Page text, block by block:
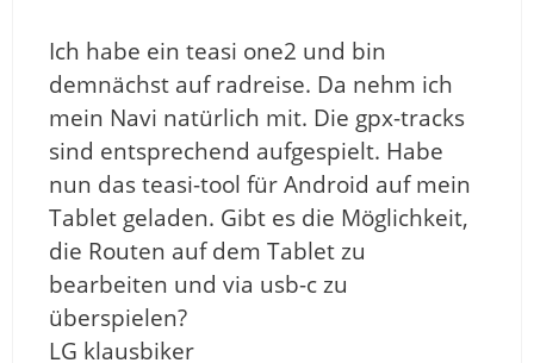
Ich habe ein teasi one2 und bin
demnächst auf radreise. Da nehm ich
mein Navi natürlich mit. Die gpx-tracks
sind entsprechend aufgespielt. Habe
nun das teasi-tool für Android auf mein
Tablet geladen. Gibt es die Möglichkeit,
die Routen auf dem Tablet zu
bearbeiten und via usb-c zu
überspielen?
LG klausbiker